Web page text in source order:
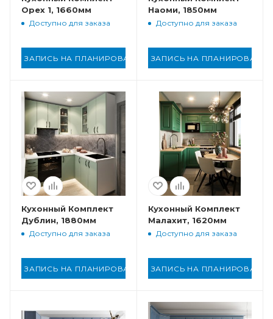
Орех 1, 1660мм
Доступно для заказа
ЗАПИСЬ НА ПЛАНИРОВАНИЕ
Наоми, 1850мм
Доступно для заказа
ЗАПИСЬ НА ПЛАНИРОВАНИЕ
Кухонный Комплект
Дублин, 1880мм
Доступно для заказа
ЗАПИСЬ НА ПЛАНИРОВАНИЕ
Кухонный Комплект
Малахит, 1620мм
Доступно для заказа
ЗАПИСЬ НА ПЛАНИРОВАНИЕ